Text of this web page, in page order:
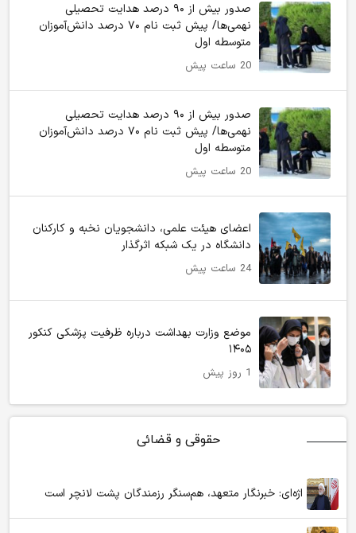
صدور بیش از ۹۰ درصد هدایت تحصیلی
نهمی‌ها/ پیش ثبت نام ۷۰ درصد دانش‌آموزان
متوسطه اول
20 ساعت پیش
صدور بیش از ۹۰ درصد هدایت تحصیلی
نهمی‌ها/ پیش ثبت نام ۷۰ درصد دانش‌آموزان
متوسطه اول
20 ساعت پیش
اعضای هیئت علمی، دانشجویان نخبه و کارکنان
دانشگاه در یک شبکه‌ اثرگذار
24 ساعت پیش
موضع وزارت بهداشت درباره ظرفیت پزشکی کنکور
۱۴۰۵
1 روز پیش
حقوقی و قضائی
اژه‌ای: خبرنگار متعهد، هم‌سنگر رزمندگان پشت لانچر است